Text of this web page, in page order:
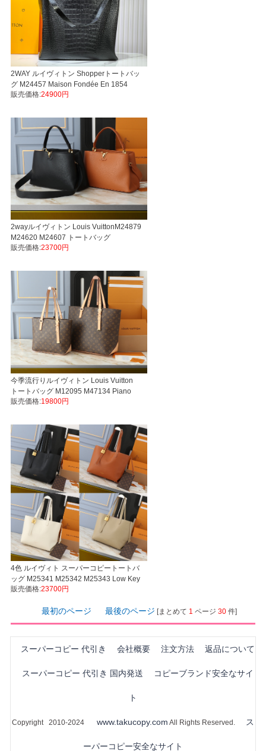
2WAY ルイヴィトン Shopperトートバッ
グ M24457 Maison Fondée En 1854
販売価格:24900円
2wayルイヴィトン Louis VuittonM24879
M24620 M24607 トートバッグ
Capucines Souple LVスーパーコピーバ
販売価格:23700円
今季流行りルイヴィトン Louis Vuitton
トートバッグ M12095 M47134 Piano
Monogram LVスーパーコピーバッグ
販売価格:19800円
4色 ルイヴィト スーパーコピートートバ
ッグ M25341 M25342 M25343 Low Key
Cabas LVバッグ国内発送対応N品安全必
販売価格:23700円
最初のページ 最後のページ [まとめて 1 ページ 30件]
スーパーコピー 代引き 会社概要 注文方法 返品について
スーパーコピー 代引き 国内発送 コピーブランド安全なサイ
ト
Copyright 2010-2024 www.takucopy.com All Rights Reserved. ス
ーパーコピー安全なサイト